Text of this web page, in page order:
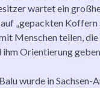
wartet ein
„gepackten Koffern
Menschen teilen,
ihm Orientierung
wurde in Sachsen-